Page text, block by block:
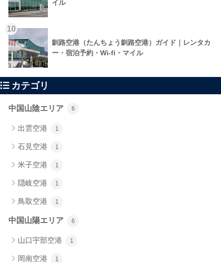
イル
10
釧路空港（たんちょう釧路空港）ガイド｜レンタカ
ー・宿泊予約・Wi-fi・マイル
カテゴリ
中国山陰エリア 6
出雲空港 1
石見空港 1
米子空港 1
隠岐空港 1
鳥取空港 1
中国山陽エリア 6
山口宇部空港 1
岡南空港 1